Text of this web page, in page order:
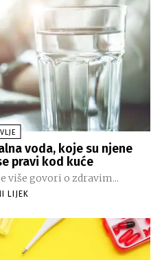
voda, koje su njene
pravi kod kuće
više govori o zdravim...
LIJEK